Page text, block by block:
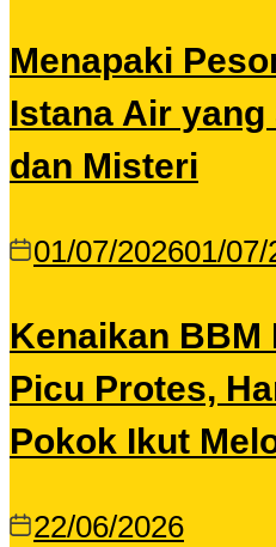
Menapaki
Istana Air
dan Misteri
01/07/202601/07/
Kenaikan BBM
Picu Protes,
Pokok Ikut
22/06/2026